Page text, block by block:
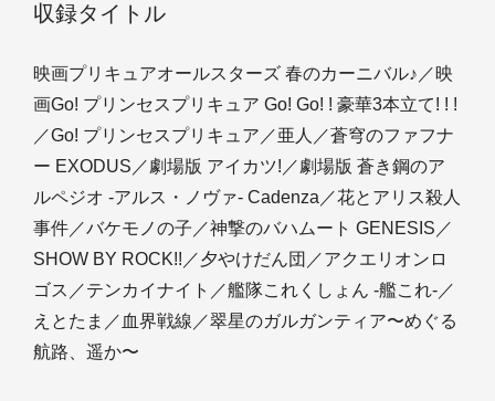
収録タイトル
映画プリキュアオールスターズ 春のカーニバル♪／映
画Go! プリンセスプリキュア Go! Go! ! 豪華3本立て! ! !
／Go! プリンセスプリキュア／亜人／蒼穹のファフナ
ー EXODUS／劇場版 アイカツ!／劇場版 蒼き鋼のア
ルペジオ -アルス・ノヴァ- Cadenza／花とアリス殺人
事件／バケモノの子／神撃のバハムート GENESIS／
SHOW BY ROCK!!／夕やけだん団／アクエリオンロ
ゴス／テンカイナイト／艦隊これくしょん -艦これ-／
えとたま／血界戦線／翠星のガルガンティア〜めぐる
航路、遥か〜